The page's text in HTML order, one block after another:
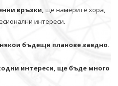
връзки, ще намерите хора,
интереси.
бъдещи планове заедно.
интереси, ще бъде много